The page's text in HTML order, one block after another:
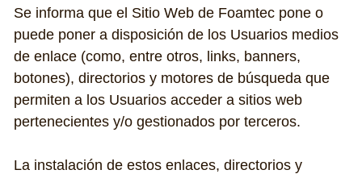
Se informa que el Sitio Web de Foamtec pone o
puede poner a disposición de los Usuarios medios
de enlace (como, entre otros, links, banners,
botones), directorios y motores de búsqueda que
permiten a los Usuarios acceder a sitios web
pertenecientes y/o gestionados por terceros.
La instalación de estos enlaces, directorios y